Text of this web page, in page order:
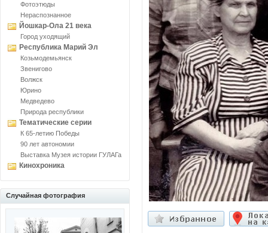
Фотоэтюды
Нераспознанное
Йошкар-Ола 21 века
Город уходящий
Республика Марий Эл
Козьмодемьянск
Звенигово
Волжск
Юрино
Медведево
Природа республики
Тематические серии
К 65-летию Победы
90 лет автономии
Выставка Музея истории ГУЛАГа
Кинохроника
Случайная фотография